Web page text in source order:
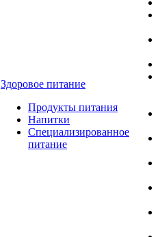
Здоровое питание
Продукты питания
Напитки
Специализированное
питание